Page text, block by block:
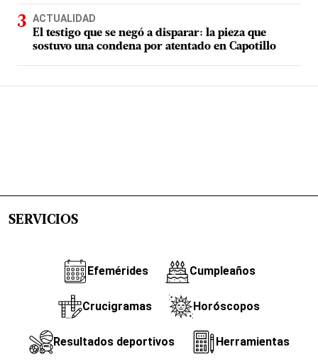
ACTUALIDAD
El testigo que se negó a disparar: la pieza que
sostuvo una condena por atentado en Capotillo
SERVICIOS
Efemérides Cumpleaños
Crucigramas Horóscopos
Resultados deportivos Herramientas